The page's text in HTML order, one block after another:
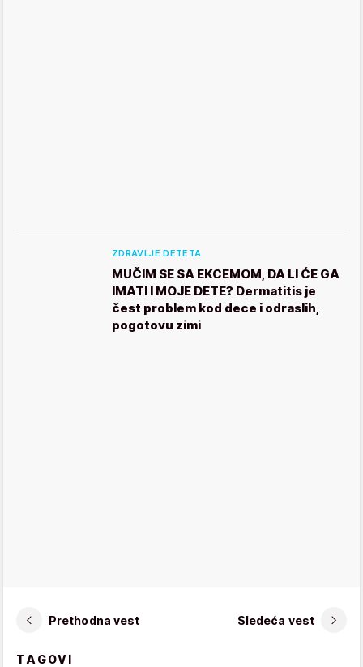
ZDRAVLJE DETETA
MUČIM SE SA EKCEMOM, DA LI ĆE GA
IMATI I MOJE DETE? Dermatitis je
čest problem kod dece i odraslih,
pogotovu zimi
Prethodna vest Sledeća vest
TAGOVI